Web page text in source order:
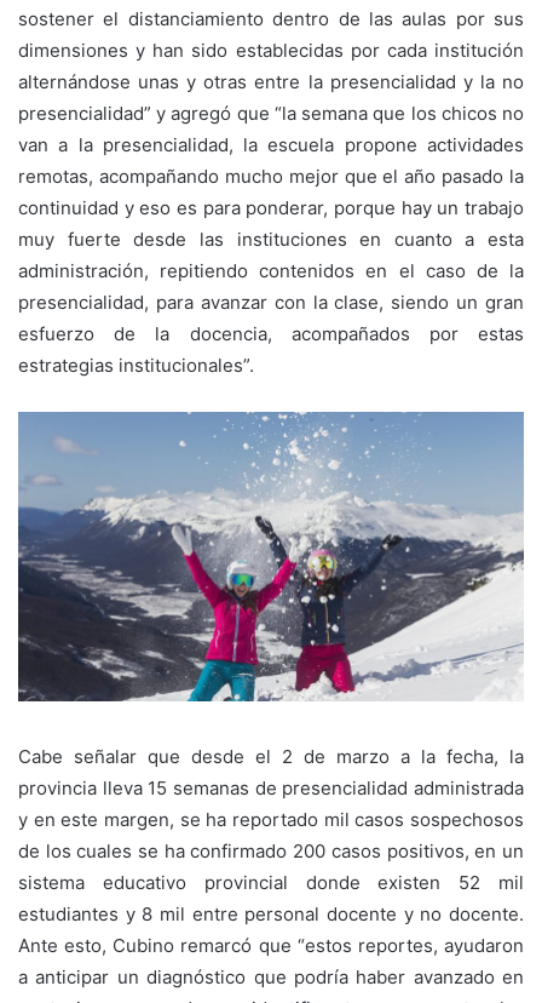
sostener el distanciamiento dentro de las aulas por sus
dimensiones y han sido establecidas por cada institución
alternándose unas y otras entre la presencialidad y la no
presencialidad” y agregó que “la semana que los chicos no
van a la presencialidad, la escuela propone actividades
remotas, acompañando mucho mejor que el año pasado la
continuidad y eso es para ponderar, porque hay un trabajo
muy fuerte desde las instituciones en cuanto a esta
administración, repitiendo contenidos en el caso de la
presencialidad, para avanzar con la clase, siendo un gran
esfuerzo de la docencia, acompañados por estas
estrategias institucionales”.
Cabe señalar que desde el 2 de marzo a la fecha, la
provincia lleva 15 semanas de presencialidad administrada
y en este margen, se ha reportado mil casos sospechosos
de los cuales se ha confirmado 200 casos positivos, en un
sistema educativo provincial donde existen 52 mil
estudiantes y 8 mil entre personal docente y no docente.
Ante esto, Cubino remarcó que “estos reportes, ayudaron
a anticipar un diagnóstico que podría haber avanzado en